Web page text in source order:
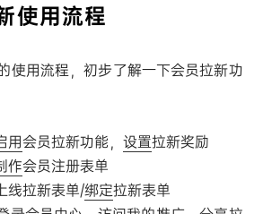
使用流程
使用流程，初步了解一下会员拉新功
用会员拉新功能，设置拉新奖励
作会员注册表单
线拉新表单/绑定拉新表单